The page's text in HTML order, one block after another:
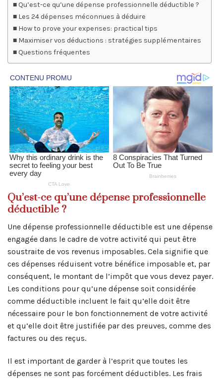
Qu’est-ce qu’une dépense professionnelle déductible ?
Les 24 dépenses méconnues à déduire
How to prove your expenses: practical tips
Maximiser vos déductions : stratégies supplémentaires
Questions fréquentes
Qu’est-ce qu’une dépense professionnelle
déductible ?
Une dépense professionnelle déductible est une dépense
engagée dans le cadre de votre activité qui peut être
soustraite de vos revenus imposables. Cela signifie que
ces dépenses réduisent votre bénéfice imposable et, par
conséquent, le montant de l’impôt que vous devez payer.
Les conditions pour qu’une dépense soit considérée
comme déductible incluent le fait qu’elle doit être
nécessaire pour le bon fonctionnement de votre activité
et qu’elle doit être justifiée par des preuves, comme des
factures ou des reçus.
Il est important de garder à l’esprit que toutes les
dépenses ne sont pas forcément déductibles. Les frais